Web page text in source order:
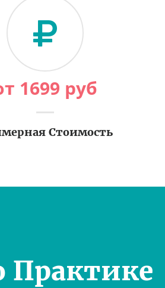
1699 руб
Стоимость
Практике